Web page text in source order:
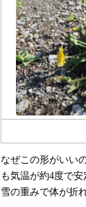
なぜこの形がいい
も気温が約4度で
雪の重みで体が折